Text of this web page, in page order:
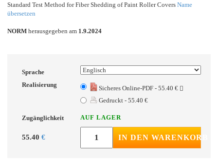
Standard Test Method for Fiber Shedding of Paint Roller Covers Name
übersetzen
NORM herausgegeben am 1.9.2024
Sprache
Realisierung
Sicheres Online-PDF - 55.40 €
Gedruckt - 55.40 €
Zugänglichkeit AUF LAGER
55.40 € IN DEN WARENKORB